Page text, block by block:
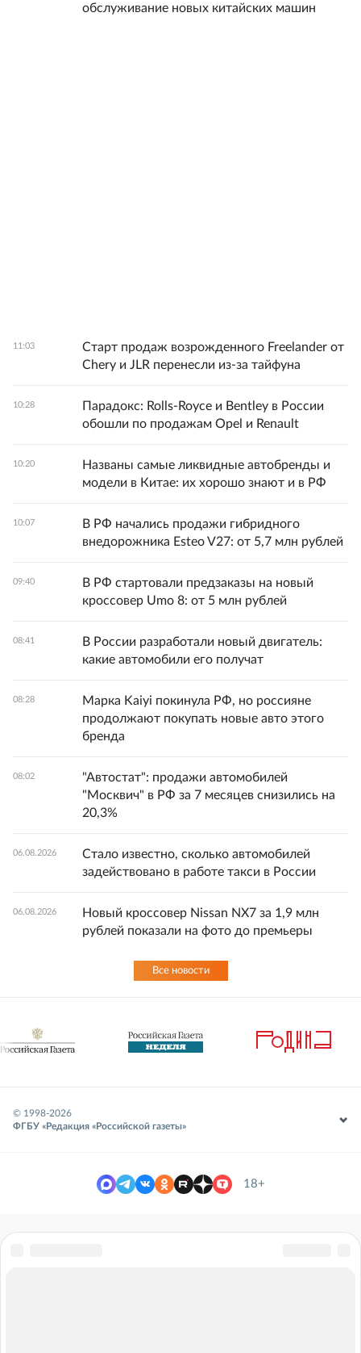
обслуживание новых китайских машин
11:03
Старт продаж возрожденного Freelander от
Chery и JLR перенесли из-за тайфуна
10:28
Парадокс: Rolls-Royce и Bentley в России
обошли по продажам Opel и Renault
10:20
Названы самые ликвидные автобренды и
модели в Китае: их хорошо знают и в РФ
10:07
В РФ начались продажи гибридного
внедорожника Esteo V27: от 5,7 млн рублей
09:40
В РФ стартовали предзаказы на новый
кроссовер Umo 8: от 5 млн рублей
08:41
В России разработали новый двигатель:
какие автомобили его получат
08:28
Марка Kaiyi покинула РФ, но россияне
продолжают покупать новые авто этого
бренда
08:02
"Автостат": продажи автомобилей
"Москвич" в РФ за 7 месяцев снизились на
20,3%
06.08.2026
Стало известно, сколько автомобилей
задействовано в работе такси в России
06.08.2026
Новый кроссовер Nissan NX7 за 1,9 млн
рублей показали на фото до премьеры
Все новости
© 1998-2026
ФГБУ «Редакция «Российской газеты»
18+